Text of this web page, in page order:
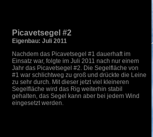
Picavetsegel #2
Eigenbau: Juli 2011
Nachdem das Picavetsegel #1 dauerhaft im
Einsatz war, folgte im Juli 2011 nach nur einem
Jahr das Picavetsegel #2. Die Segelfläche von
#1 war schlichtweg zu groß und drückte die Leine
zu sehr durch. Mit dieser jetzt viel kleineren
Segelfläche wird das Rig weiterhin stabil
gehalten, das Segel kann aber bei jedem Wind
eingesetzt werden.